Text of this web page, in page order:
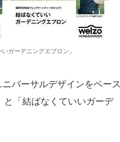
ガーデニングエプロン」
バーサルデザインをベース
と「結ばなくていいガーデ